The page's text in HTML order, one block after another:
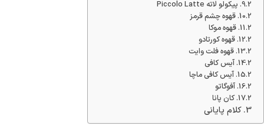
پیکولو لاته Piccolo Latte
قهوه چشم قرمز
قهوه موکا
قهوه کورتادو
قهوه فلت وایت
آیس کافی
آیس کافی ماچا
آفوگاتو
کان پانا
کلام پایانی